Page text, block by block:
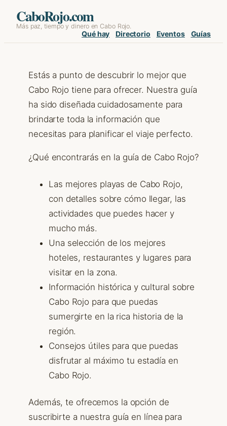
Skip
CaboRojo.com
Más paz, tiempo y dinero en Cabo Rojo.
Qué hay Directorio Eventos Guías
Estás a punto de descubrir lo mejor que
Cabo Rojo tiene para ofrecer. Nuestra guía
ha sido diseñada cuidadosamente para
brindarte toda la información que
necesitas para planificar el viaje perfecto.
¿Qué encontrarás en la guía de Cabo Rojo?
Las mejores playas de Cabo Rojo,
con detalles sobre cómo llegar, las
actividades que puedes hacer y
mucho más.
Una selección de los mejores
hoteles, restaurantes y lugares para
visitar en la zona.
Información histórica y cultural sobre
Cabo Rojo para que puedas
sumergirte en la rica historia de la
región.
Consejos útiles para que puedas
disfrutar al máximo tu estadía en
Cabo Rojo.
Además, te ofrecemos la opción de
suscribirte a nuestra guía en línea para